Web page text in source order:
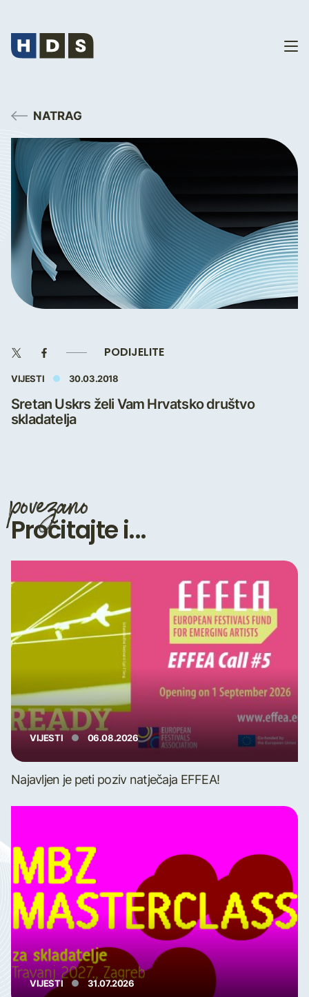
NATRAG
PODIJELITE
VIJESTI 30.03.2018
Sretan Uskrs želi Vam Hrvatsko društvo
skladatelja
povezano
Pročitajte i...
VIJESTI 06.08.2026
Najavljen je peti poziv natječaja EFFEA!
VIJESTI 31.07.2026